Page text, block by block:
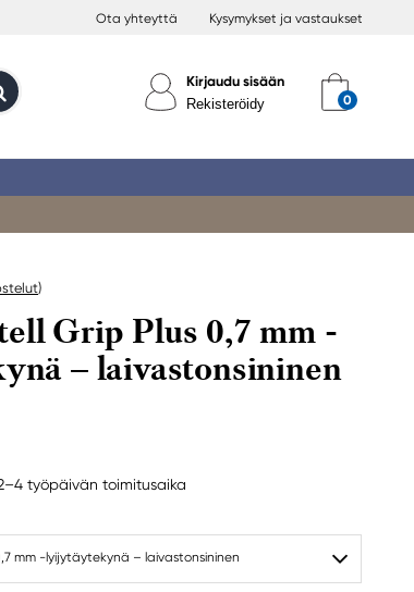
Ota yhteyttä Kysymykset ja vastaukset
Kirjaudu sisään
Rekisteröidy
)
Grip Plus 0,7 mm -
– laivastonsininen
työpäivän toimitusaika
mm -lyijytäytekynä – laivastonsininen